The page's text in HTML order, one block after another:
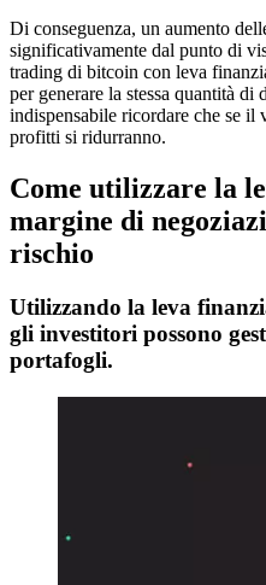
Di conseguenza, un aumento
significativamente dal punto di
trading di bitcoin con leva
per generare la stessa quantità di
indispensabile ricordare che se il
profitti si ridurranno.
Come utilizzare la
margine di
rischio
Utilizzando la leva
gli investitori possono
portafogli.